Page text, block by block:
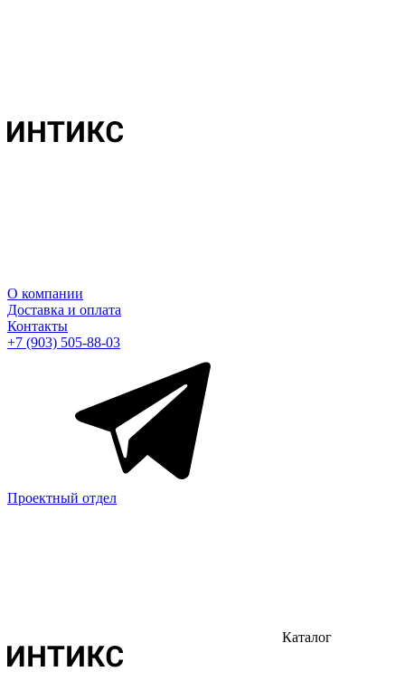
О компании
Доставка и оплата
Контакты
+7 (903) 505-88-03
Проектный отдел
Каталог